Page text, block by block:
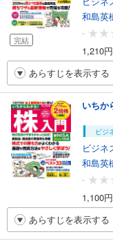
完結
和島英
-
1,210
あらすじを表示する
いちか
ビジ
ビジネ
和島英
-
1,100
あらすじを表示する